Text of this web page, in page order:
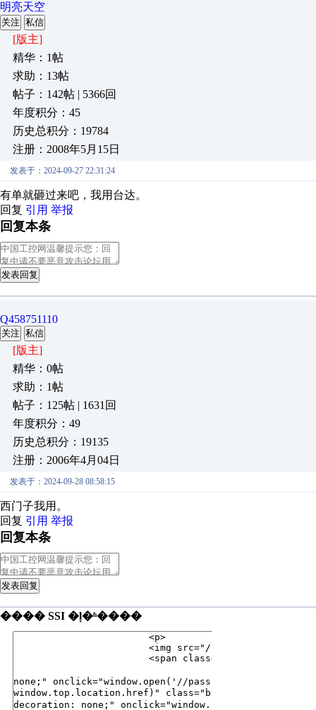
明亮天空
关注 私信
[版主]
精华：1帖
求助：13帖
帖子：142帖 | 5366回
年度积分：45
历史总积分：19784
注册：2008年5月15日
发表于：2024-09-27 22:31:24
有单就砸过来吧，我用台达。
回复 引用 举报
回复本条
发表回复
Q458751110
关注 私信
[版主]
精华：0帖
求助：1帖
帖子：125帖 | 1631回
年度积分：49
历史总积分：19135
注册：2006年4月04日
发表于：2024-09-28 08:58:15
西门子我用。
回复 引用 举报
回复本条
发表回复
���� SSI �ļ�ʱ����